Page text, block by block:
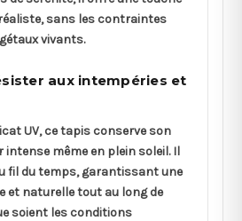
sans les contraintes
vivants.
aux intempéries et
UV, ce tapis conserve son
intense même en plein soleil. Il
fil du temps, garantissant une
et naturelle tout au long de
soient les conditions